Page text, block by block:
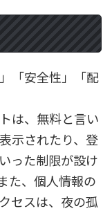
「安全性」「配
は、無料と言い
示されたり、登
った制限が設け
た、個人情報の
セスは、夜の孤